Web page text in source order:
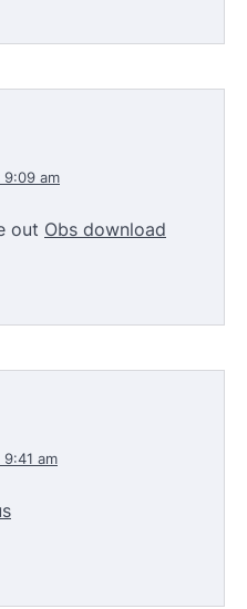
am
out Obs download
am